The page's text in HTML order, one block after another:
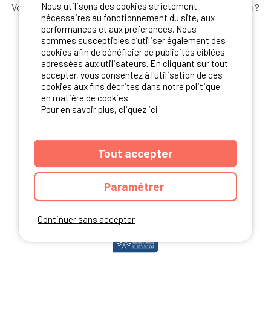
Vous souhaitez bénéficier desmeilleures offres camping ?
Abonnez-vous à la newsletterdès aujourd'hui
S'ABONNER
NOS PARTENAIRES
Continuer sans accepter
Nous utilisons des cookies strictement
nécessaires au fonctionnement du site, aux
performances et aux préférences. Nous
sommes susceptibles d’utiliser également des
cookies afin de bénéficier de publicités ciblées
adressées aux utilisateurs. En cliquant sur tout
accepter, vous consentez à l'utilisation de ces
cookies aux fins décrites dans notre politique
en matière de cookies.
Pour en savoir plus, cliquez ici
Tout accepter
Paramétrer